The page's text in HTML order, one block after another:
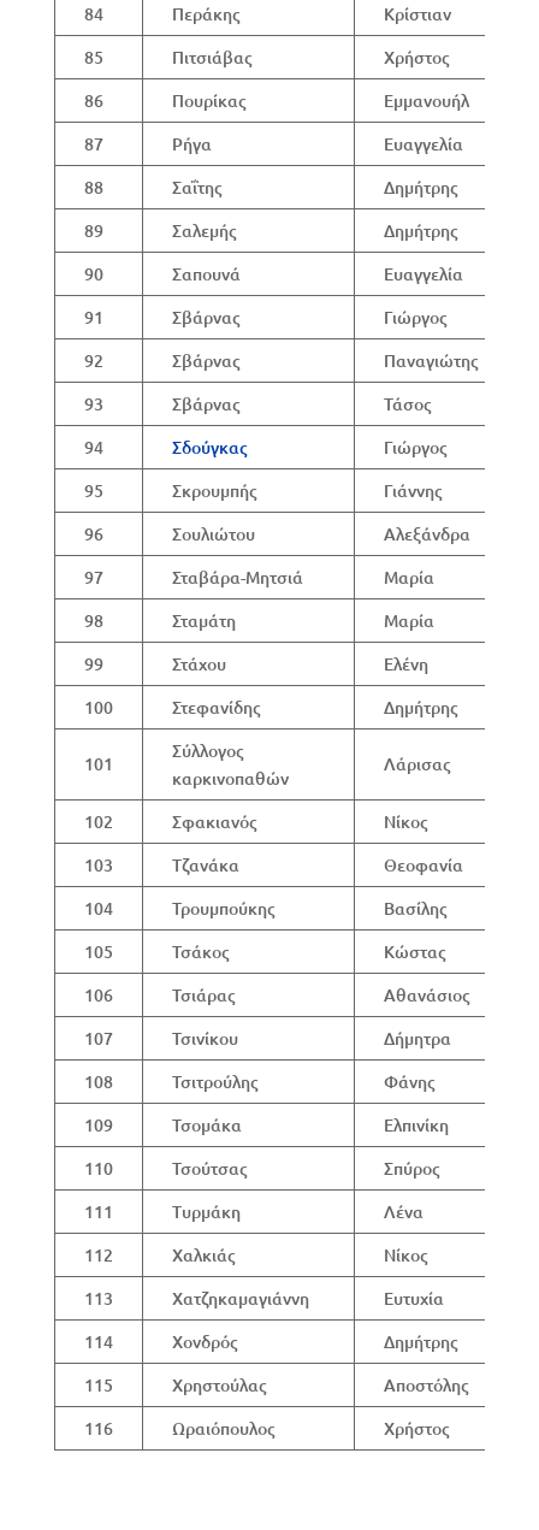
84
Περάκης
Κρίστιαν
85
Πιτσιάβας
Χρήστος
86
Πουρίκας
Εμμανουήλ
87
Ρήγα
Ευαγγελία
88
Σαΐτης
Δημήτρης
89
Σαλεμής
Δημήτρης
90
Σαπουνά
Ευαγγελία
91
Σβάρνας
Γιώργος
92
Σβάρνας
Παναγιώτης
93
Σβάρνας
Τάσος
94
Σδούγκας
Γιώργος
95
Σκρουμπής
Γιάννης
96
Σουλιώτου
Αλεξάνδρα
97
Σταβάρα-Μητσιά
Μαρία
98
Σταμάτη
Μαρία
99
Στάχου
Ελένη
100
Στεφανίδης Δημήτρης
101
Σύλλογος
καρκινοπαθών
Λάρισας
102 Σφακιανός
Νίκος
103
Τζανάκα
Θεοφανία
104
Τρουμπούκης
Βασίλης
105
Τσάκος
Κώστας
106
Τσιάρας
Αθανάσιος
107
Τσινίκου
Δήμητρα
108
Τσιτρούλης
Φάνης
109
Τσομάκα
Ελπινίκη
110
Τσούτσας
Σπύρος
111
Τυρμάκη
Λένα
112
Χαλκιάς
Νίκος
113
Χατζηκαμαγιάννη
Ευτυχία
114
Χονδρός
Δημήτρης
115
Χρηστούλας
Αποστόλης
116
Ωραιόπουλος Χρήστος